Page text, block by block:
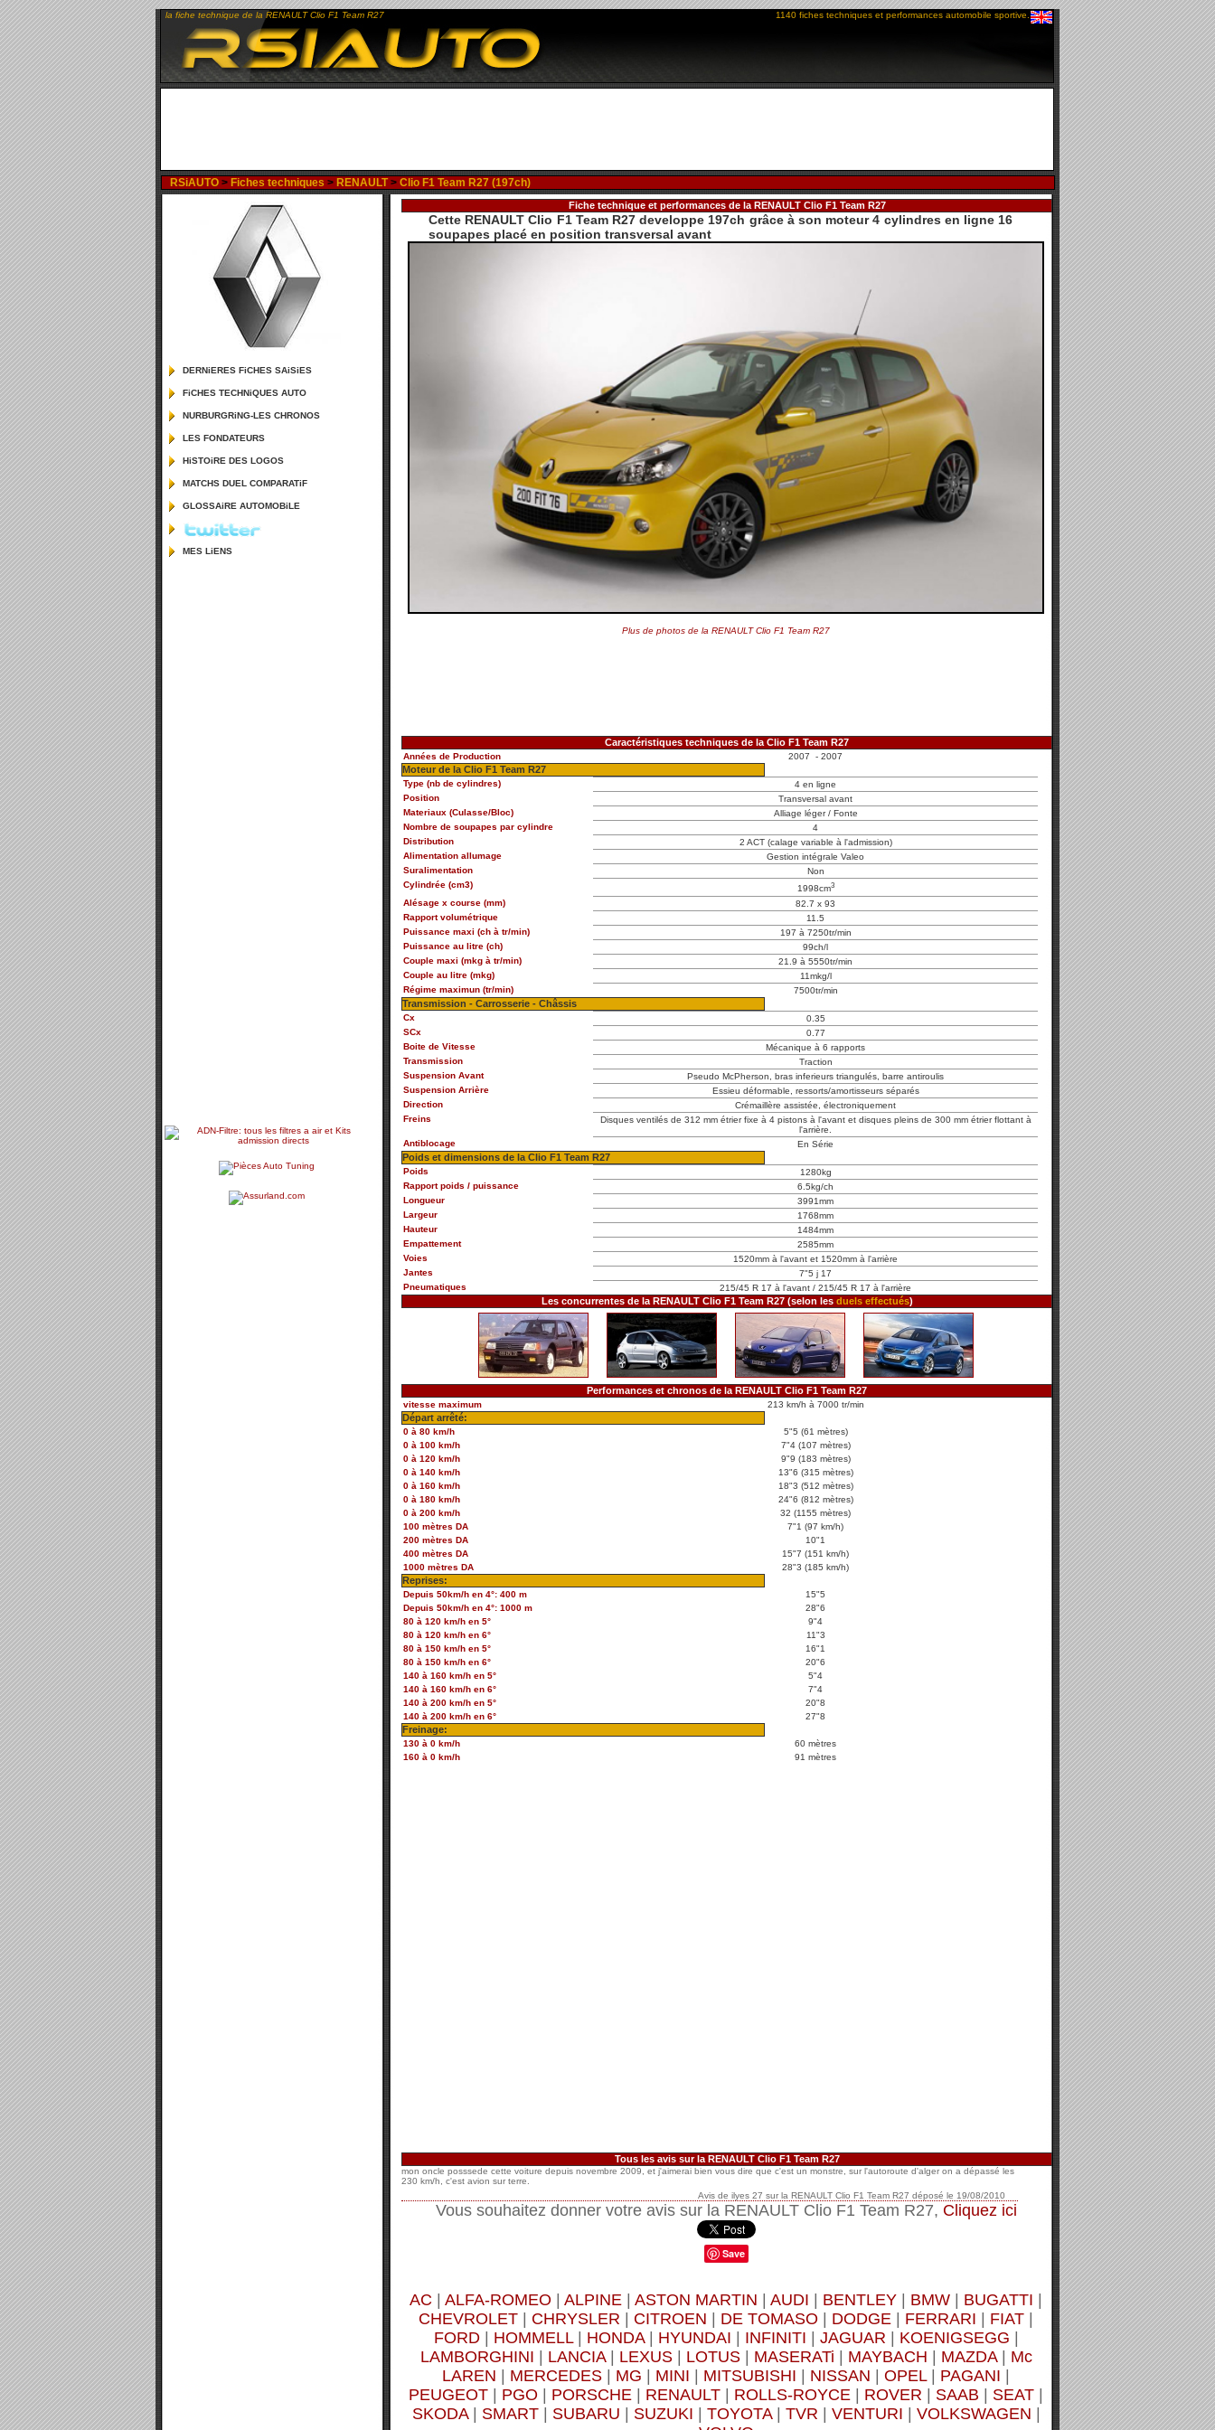
la fiche technique de la RENAULT Clio F1 Team R27 1140 fiches techniques et performances automobile sportive.
RSiAUTO > Fiches techniques > RENAULT> Clio F1 Team R27 (197ch)
Fiche technique et performances de la RENAULT Clio F1 Team R27
Cette RENAULT Clio F1 Team R27 developpe 197ch grâce à son moteur 4 cylindres en ligne 16
soupapes placé en position transversal avant
Plus de photos de la RENAULT Clio F1 Team R27
Caractéristiques techniques de la Clio F1 Team R27
Années de Production 2007 - 2007
Moteur de la Clio F1 Team R27
Type (nb de cylindres)
4 en ligne
Position
Transversal avant
Materiaux (Culasse/Bloc)
Alliage léger / Fonte
Nombre de soupapes par cylindre
4
Distribution
2 ACT (calage variable à l'admission)
Alimentation allumage
Gestion intégrale Valeo
Suralimentation
Non
Cylindrée (cm3)
1998cm3
Alésage x course (mm)
82.7 x 93
Rapport volumétrique
11.5
Puissance maxi (ch à tr/min)
197 à 7250tr/min
Puissance au litre (ch)
99ch/l
Couple maxi (mkg à tr/min)
21.9 à 5550tr/min
Couple au litre (mkg)
11mkg/l
Régime maximun (tr/min)
7500tr/min
Transmission - Carrosserie - Châssis
Cx
0.35
SCx
0.77
Boite de Vitesse
Mécanique à 6 rapports
Transmission
Traction
Suspension Avant
Pseudo McPherson, bras inferieurs triangulés, barre antiroulis
Suspension Arrière
Essieu déformable, ressorts/amortisseurs séparés
Direction
Crémaillère assistée, électroniquement
Freins
Disques ventilés de 312 mm étrier fixe à 4 pistons à l'avant et disques pleins de 300 mm étrier flottant à
l'arrière.
Antiblocage
En Série
Poids et dimensions de la Clio F1 Team R27
Poids
1280kg
Rapport poids / puissance
6.5kg/ch
Longueur
3991mm
Largeur
1768mm
Hauteur
1484mm
Empattement
2585mm
Voies
1520mm à l'avant et 1520mm à l'arrière
Jantes
7"5 j 17
Pneumatiques
215/45 R 17 à l'avant / 215/45 R 17 à l'arrière
Les concurrentes de la RENAULT Clio F1 Team R27 (selon les duels effectués)
Performances et chronos de la RENAULT Clio F1 Team R27
vitesse maximum 213 km/h à 7000 tr/min
Départ arrêté:
0 à 80 km/h
5"5 (61 mètres)
0 à 100 km/h
7"4 (107 mètres)
0 à 120 km/h
9"9 (183 mètres)
0 à 140 km/h
13"6 (315 mètres)
0 à 160 km/h
18"3 (512 mètres)
0 à 180 km/h
24"6 (812 mètres)
0 à 200 km/h
32 (1155 mètres)
100 mètres DA
7"1 (97 km/h)
200 mètres DA
10"1
400 mètres DA
15"7 (151 km/h)
1000 mètres DA
28"3 (185 km/h)
Reprises:
Depuis 50km/h en 4°: 400 m
15"5
Depuis 50km/h en 4°: 1000 m
28"6
80 à 120 km/h en 5°
9"4
80 à 120 km/h en 6°
11"3
80 à 150 km/h en 5°
16"1
80 à 150 km/h en 6°
20"6
140 à 160 km/h en 5°
5"4
140 à 160 km/h en 6°
7"4
140 à 200 km/h en 5°
20"8
140 à 200 km/h en 6°
27"8
Freinage:
130 à 0 km/h
60 mètres
160 à 0 km/h
91 mètres
Tous les avis sur la RENAULT Clio F1 Team R27
mon oncle posssede cette voiture depuis novembre 2009, et j'aimerai bien vous dire que c'est un monstre, sur l'autoroute d'alger on a dépassé les
230 km/h, c'est avion sur terre.
Avis de ilyes 27 sur la RENAULT Clio F1 Team R27 déposé le 19/08/2010
Vous souhaitez donner votre avis sur la RENAULT Clio F1 Team R27, Cliquez ici
Save
AC | ALFA-ROMEO | ALPINE | ASTON MARTIN | AUDI | BENTLEY | BMW | BUGATTI |
CHEVROLET | CHRYSLER | CITROEN | DE TOMASO | DODGE | FERRARI | FIAT |
FORD| HOMMELL| HONDA| HYUNDAI | INFINITI | JAGUAR | KOENIGSEGG |
LAMBORGHINI | LANCIA| LEXUS| LOTUS| MASERATi | MAYBACH | MAZDA| Mc
LAREN | MERCEDES | MG | MINI | MITSUBISHI | NISSAN | OPEL| PAGANI |
PEUGEOT | PGO | PORSCHE | RENAULT | ROLLS-ROYCE | ROVER | SAAB | SEAT |
SKODA| SMART| SUBARU | SUZUKI | TOYOTA| TVR | VENTURI | VOLKSWAGEN |
DERNiERES FiCHES SAiSiES
FiCHES TECHNiQUES AUTO
NURBURGRiNG-LES CHRONOS
LES FONDATEURS
HiSTOiRE DES LOGOS
MATCHS DUEL COMPARATiF
GLOSSAiRE AUTOMOBiLE
MES LiENS